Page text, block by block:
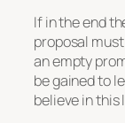
If in the end
proposal
an empty
be gained to
believe in this